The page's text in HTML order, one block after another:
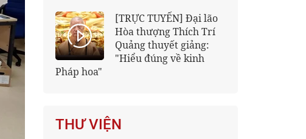
[TRỰC TUYẾN] Đại lão
Hòa thượng Thích Trí
Quảng thuyết giảng:
"Hiểu đúng về kinh
Pháp hoa"
THƯ VIỆN